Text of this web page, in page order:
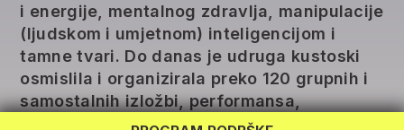
REG LAB
TWINNING
RAZMJENA
i energije, mentalnog zdravlja, manipulacije
(ljudskom i umjetnom) inteligencijom i
tamne tvari. Do danas je udruga kustoski
osmislila i organizirala preko 120 grupnih i
samostalnih izložbi, performansa,
predavanja, radionica i prezentacija